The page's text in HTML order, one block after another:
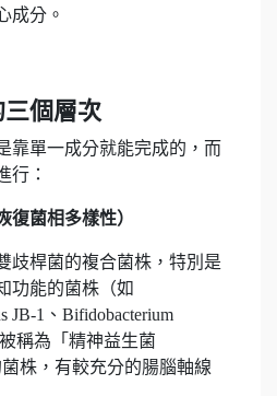
成分。
個層次
靠單一成分就能完成的，而
行：
復菌相多樣性）
歧桿菌的複合菌株，特別是
功能的菌株（如
JB-1、Bifidobacterium
稱為「精神益生菌
菌株，有較充分的腸腦軸線